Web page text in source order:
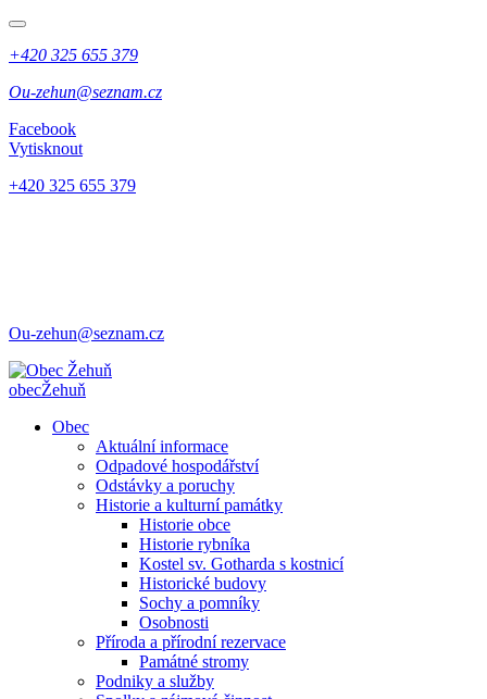
+420 325 655 379
Ou-zehun@seznam.cz
Facebook
Vytisknout
+420 325 655 379
Ou-zehun@seznam.cz
obecŽehuň
Obec
Aktuální informace
Odpadové hospodářství
Odstávky a poruchy
Historie a kulturní památky
Historie obce
Historie rybníka
Kostel sv. Gotharda s kostnicí
Historické budovy
Sochy a pomníky
Osobnosti
Příroda a přírodní rezervace
Památné stromy
Podniky a služby